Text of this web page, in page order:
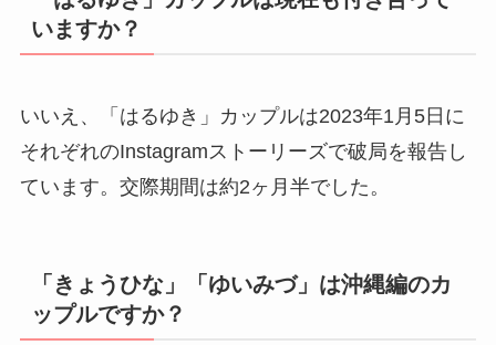
いますか？
いいえ、「はるゆき」カップルは2023年1月5日に
それぞれのInstagramストーリーズで破局を報告し
ています。交際期間は約2ヶ月半でした。
「きょうひな」「ゆいみづ」は沖縄編のカ
ップルですか？